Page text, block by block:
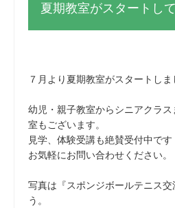
夏期教室がスタートし
７月より夏期教室がスタートしま
幼児・親子教室からシニアクラ
室もございます。
見学、体験受講も絶賛受付中です
お気軽にお問い合わせください。
写真は『スポンジボールテニス
う。